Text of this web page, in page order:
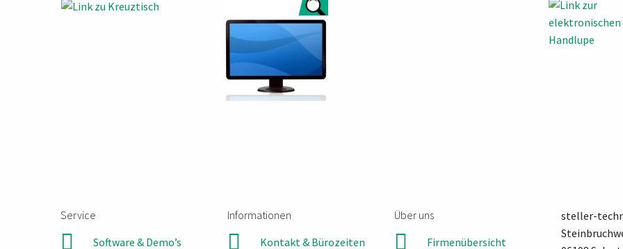
Service
Software & Demo’s
Informationen
Kontakt & Bürozeiten
Über uns
Firmenübersicht
steller-